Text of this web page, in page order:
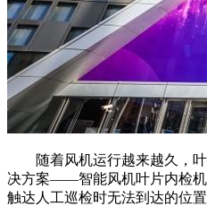
随着风机运行越来越久，叶
决方案——智能风机叶片内检机
触达人工巡检时无法到达的位